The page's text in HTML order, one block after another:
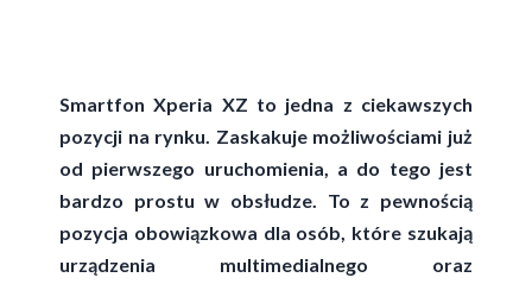
Smartfon Xperia XZ to jedna z ciekawszych
pozycji na rynku. Zaskakuje możliwościami już
od pierwszego uruchomienia, a do tego jest
bardzo prostu w obsłudze. To z pewnością
pozycja obowiązkowa dla osób, które szukają
urządzenia multimedialnego oraz